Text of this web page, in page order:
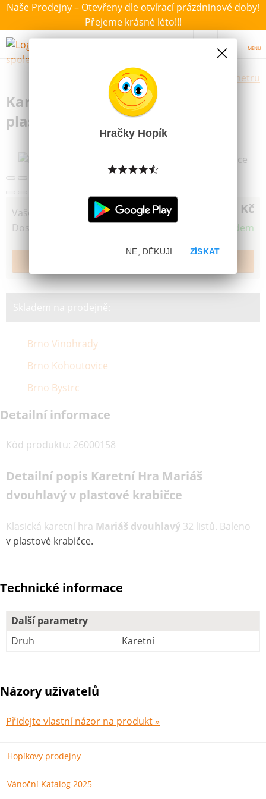
Naše Prodejny – Otevřeny dle otvírací prázdninové doby!
Přejeme krásné léto!!!
MENU
Výběr hraček dle zvoleného parametru
Karetní Hra Mariáš dvouhlavý v
plastové krabičce
Vaše cena 69 Kč
Dostupnost Skladem
Skladem na prodejně:
Brno Vinohrady
Brno Kohoutovice
Brno Bystrc
Detailní informace
Kód produktu: 26000158
Detailní popis Karetní Hra Mariáš
dvouhlavý v plastové krabičce
Klasická karetní hra Mariáš dvouhlavý 32 listů. Baleno
v plastové krabičce.
Technické informace
Další parametry
Druh
Karetní
Názory uživatelů
Přidejte vlastní názor na produkt »
Hopíkovy prodejny
Vánoční Katalog 2025
Hračky Hopík
ZÍSKAT
NE, DĚKUJI